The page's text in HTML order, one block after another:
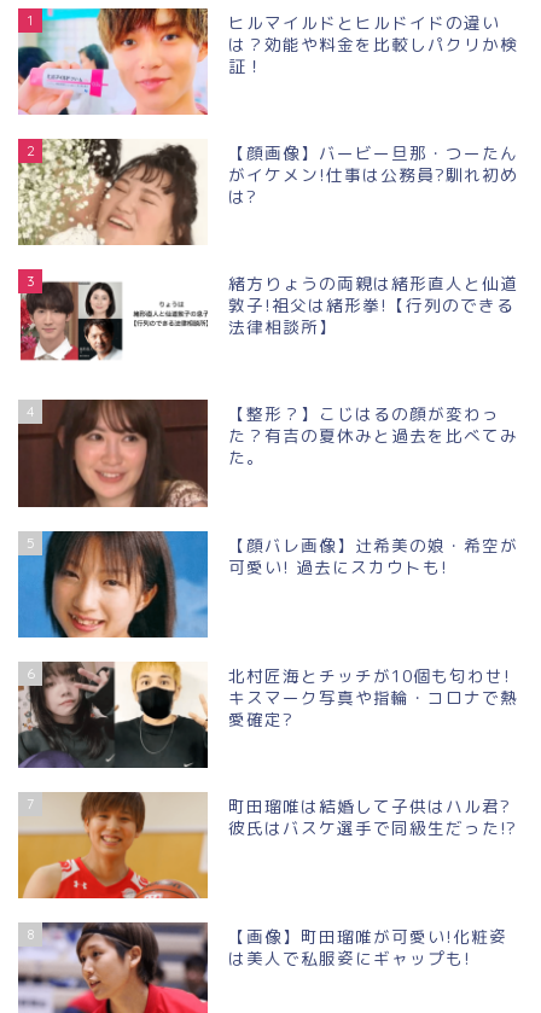
1
ヒルマイルドとヒルドイドの違い
は？効能や料金を比較しパクリか検
証！
2
【顔画像】バービー旦那・つーたん
がイケメン!仕事は公務員?馴れ初め
は?
3
緒方りょうの両親は緒形直人と仙道
敦子!祖父は緒形拳!【行列のできる
法律相談所】
4
【整形？】こじはるの顔が変わっ
た？有吉の夏休みと過去を比べてみ
た。
5
【顔バレ画像】辻希美の娘・希空が
可愛い! 過去にスカウトも!
6
北村匠海とチッチが10個も匂わせ!
キスマーク写真や指輪・コロナで熱
愛確定?
7
町田瑠唯は結婚して子供はハル君?
彼氏はバスケ選手で同級生だった!?
8
【画像】町田瑠唯が可愛い!化粧姿
は美人で私服姿にギャップも!